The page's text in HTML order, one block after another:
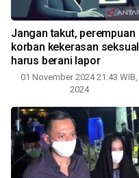
Jangan takut, perempuan
korban kekerasan seksual
harus berani lapor
01 November 2024 21:43 WIB,
2024